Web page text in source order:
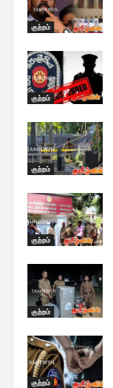
குற்றம்
குற்றம்
குற்றம்
குற்றம்
குற்றம்
குற்றம்